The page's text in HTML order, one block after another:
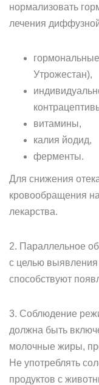
нормализовать
лечения
Утрожестан),
витамины,
калия йодид,
ферменты.
Для снижения
кровообращения
лекарства.
2. Параллельное
с целью
способствуют
3. Соблюдение
должна быть
молочные жиры,
Не употреблять
продуктов с